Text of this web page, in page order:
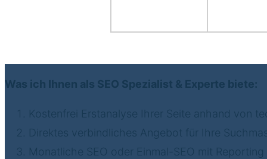
Was ich Ihnen als SEO Spezialist & Experte biete:
Kostenfrei Erstanalyse Ihrer Seite anhand von
Direktes verbindliches Angebot für Ihre
Monatliche SEO oder Einmal-SEO mit